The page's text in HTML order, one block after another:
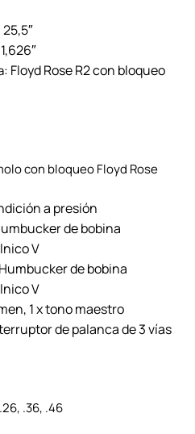
25,5″
: Floyd Rose R2 con bloqueo
con bloqueo Floyd Rose
a presión
de bobina
V
de bobina
V
1 x tono maestro
de palanca de 3 vías
.36, .46